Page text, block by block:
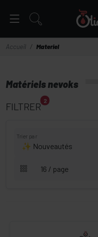
Accueil Materiel
Matériels nevoks
FILTRER 2
Trier par